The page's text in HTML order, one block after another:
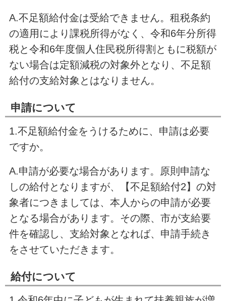
A.不足額給付金は受給できません。租税条約
の適用により課税所得がなく、令和6年分所得
税と令和6年度個人住民税所得割ともに税額が
ない場合は定額減税の対象外となり、不足額
給付の支給対象とはなりません。
申請について
1.不足額給付金をうけるために、申請は必要
ですか。
A.申請が必要な場合があります。原則申請な
しの給付となりますが、【不足額給付2】の対
象者につきましては、本人からの申請が必要
となる場合があります。その際、市が支給要
件を確認し、支給対象となれば、申請手続き
をさせていただきます。
給付について